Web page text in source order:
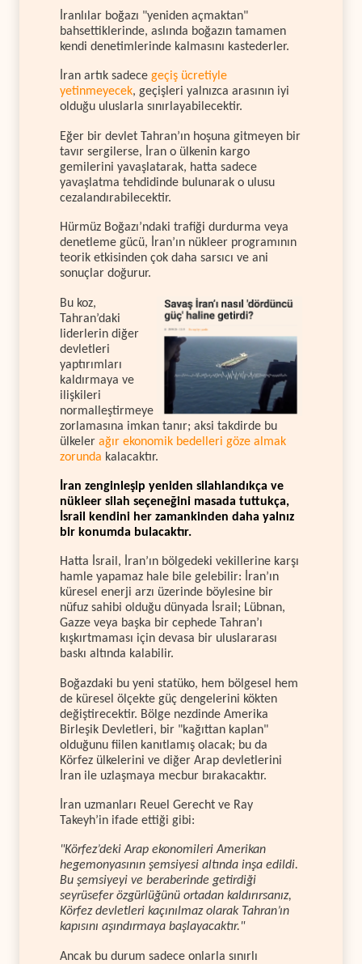
İranlılar boğazı "yeniden açmaktan"
bahsettiklerinde, aslında boğazın tamamen
kendi denetimlerinde kalmasını kastederler.
İran artık sadece geçiş ücretiyle
yetinmeyecek, geçişleri yalnızca arasının iyi
olduğu uluslarla sınırlayabilecektir.
Eğer bir devlet Tahran’ın hoşuna gitmeyen bir
tavır sergilerse, İran o ülkenin kargo
gemilerini yavaşlatarak, hatta sadece
yavaşlatma tehdidinde bulunarak o ulusu
cezalandırabilecektir.
Hürmüz Boğazı’ndaki trafiği durdurma veya
denetleme gücü, İran’ın nükleer programının
teorik etkisinden çok daha sarsıcı ve ani
sonuçlar doğurur.
Bu koz,
Tahran’daki
liderlerin diğer
devletleri
yaptırımları
kaldırmaya ve
ilişkileri
normalleştirmeye
zorlamasına imkan tanır; aksi takdirde bu
ülkeler ağır ekonomik bedelleri göze almak
zorunda kalacaktır.
İran zenginleşip yeniden silahlandıkça ve
nükleer silah seçeneğini masada tuttukça,
İsrail kendini her zamankinden daha yalnız
bir konumda bulacaktır.
Hatta İsrail, İran’ın bölgedeki vekillerine karşı
hamle yapamaz hale bile gelebilir: İran’ın
küresel enerji arzı üzerinde böylesine bir
nüfuz sahibi olduğu dünyada İsrail; Lübnan,
Gazze veya başka bir cephede Tahran’ı
kışkırtmaması için devasa bir uluslararası
baskı altında kalabilir.
Boğazdaki bu yeni statüko, hem bölgesel hem
de küresel ölçekte güç dengelerini kökten
değiştirecektir. Bölge nezdinde Amerika
Birleşik Devletleri, bir "kağıttan kaplan"
olduğunu fiilen kanıtlamış olacak; bu da
Körfez ülkelerini ve diğer Arap devletlerini
İran ile uzlaşmaya mecbur bırakacaktır.
İran uzmanları Reuel Gerecht ve Ray
Takeyh’in ifade ettiği gibi:
"Körfez’deki Arap ekonomileri Amerikan
hegemonyasının şemsiyesi altında inşa edildi.
Bu şemsiyeyi ve beraberinde getirdiği
seyrüsefer özgürlüğünü ortadan kaldırırsanız,
Körfez devletleri kaçınılmaz olarak Tahran’ın
kapısını aşındırmaya başlayacaktır."
Ancak bu durum sadece onlarla sınırlı